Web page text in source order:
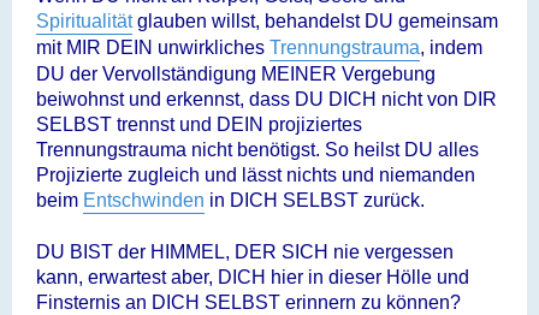
Spiritualitätglauben willst, behandelst DU gemeinsam
mit MIR DEIN unwirkliches Trennungstrauma, indem
DU der Vervollständigung MEINER Vergebung
beiwohnst und erkennst, dass DU DICH nicht von DIR
SELBST trennst und DEIN projiziertes
Trennungstrauma nicht benötigst. So heilst DU alles
Projizierte zugleich und lässt nichts und niemanden
beim Entschwinden in DICH SELBST zurück.
DU BIST der HIMMEL, DER SICH nie vergessen
kann, erwartest aber, DICH hier in dieser Hölle und
Finsternis an DICH SELBST erinnern zu können?